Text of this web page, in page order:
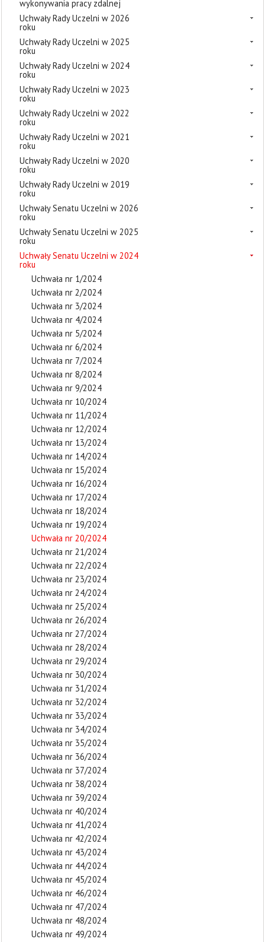
wykonywania pracy zdalnej
Uchwały Rady Uczelni w 2026
roku
Uchwały Rady Uczelni w 2025
roku
Uchwały Rady Uczelni w 2024
roku
Uchwały Rady Uczelni w 2023
roku
Uchwały Rady Uczelni w 2022
roku
Uchwały Rady Uczelni w 2021
roku
Uchwały Rady Uczelni w 2020
roku
Uchwały Rady Uczelni w 2019
roku
Uchwały Senatu Uczelni w 2026
roku
Uchwały Senatu Uczelni w 2025
roku
Uchwały Senatu Uczelni w 2024
roku
Uchwała nr 1/2024
Uchwała nr 2/2024
Uchwała nr 3/2024
Uchwała nr 4/2024
Uchwała nr 5/2024
Uchwała nr 6/2024
Uchwała nr 7/2024
Uchwała nr 8/2024
Uchwała nr 9/2024
Uchwała nr 10/2024
Uchwała nr 11/2024
Uchwała nr 12/2024
Uchwała nr 13/2024
Uchwała nr 14/2024
Uchwała nr 15/2024
Uchwała nr 16/2024
Uchwała nr 17/2024
Uchwała nr 18/2024
Uchwała nr 19/2024
Uchwała nr 20/2024
Uchwała nr 21/2024
Uchwała nr 22/2024
Uchwała nr 23/2024
Uchwała nr 24/2024
Uchwała nr 25/2024
Uchwała nr 26/2024
Uchwała nr 27/2024
Uchwała nr 28/2024
Uchwała nr 29/2024
Uchwała nr 30/2024
Uchwała nr 31/2024
Uchwała nr 32/2024
Uchwała nr 33/2024
Uchwała nr 34/2024
Uchwała nr 35/2024
Uchwała nr 36/2024
Uchwała nr 37/2024
Uchwała nr 38/2024
Uchwała nr 39/2024
Uchwała nr 40/2024
Uchwała nr 41/2024
Uchwała nr 42/2024
Uchwała nr 43/2024
Uchwała nr 44/2024
Uchwała nr 45/2024
Uchwała nr 46/2024
Uchwała nr 47/2024
Uchwała nr 48/2024
Uchwała nr 49/2024